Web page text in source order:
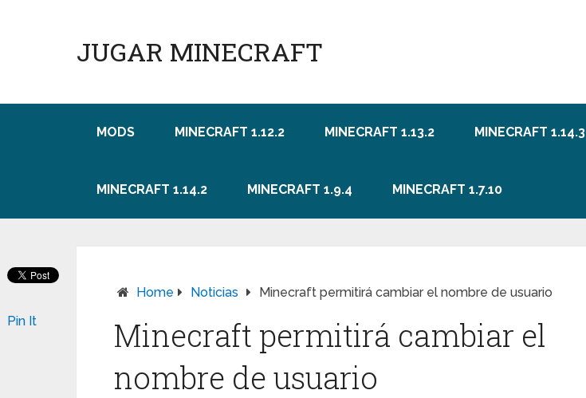
JUGAR MINECRAFT
MODS MINECRAFT 1.12.2 MINECRAFT 1.13.2 MINECRAFT 1.14.3
MINECRAFT 1.14.2 MINECRAFT 1.9.4 MINECRAFT 1.7.10
Home Noticias Minecraft permitirá cambiar el nombre de usuario
Minecraft permitirá cambiar el
nombre de usuario
Pin It